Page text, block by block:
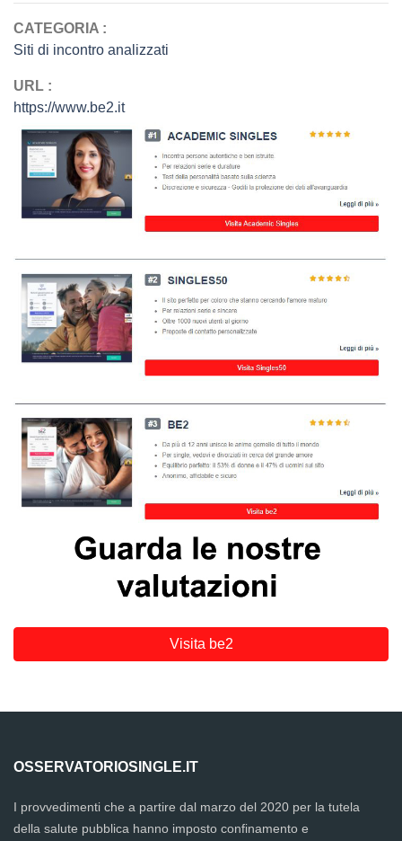
CATEGORIA :
Siti di incontro analizzati
URL :
https://www.be2.it
Visita be2
OSSERVATORIOSINGLE.IT
I provvedimenti che a partire dal marzo del 2020 per la tutela
della salute pubblica hanno imposto confinamento e